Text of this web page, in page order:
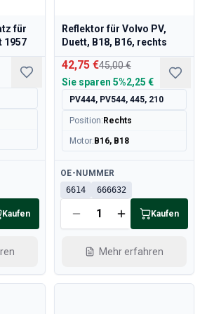
Hinterradaufhängung
Ausrüstung
Drosselklappengestänge
Frischlufteinheit
für
1957
Kaufen
Reflektor für Volvo PV,
Duett, B18, B16, rechts
42,75 €45,00 €
Sie sparen 5%2,25 €
PV444, PV544, 445, 210
Position: Rechts
Motor: B16, B18
Verfügbar
OE-NUMMER
6614
666632
Kaufen
Mehr erfahren